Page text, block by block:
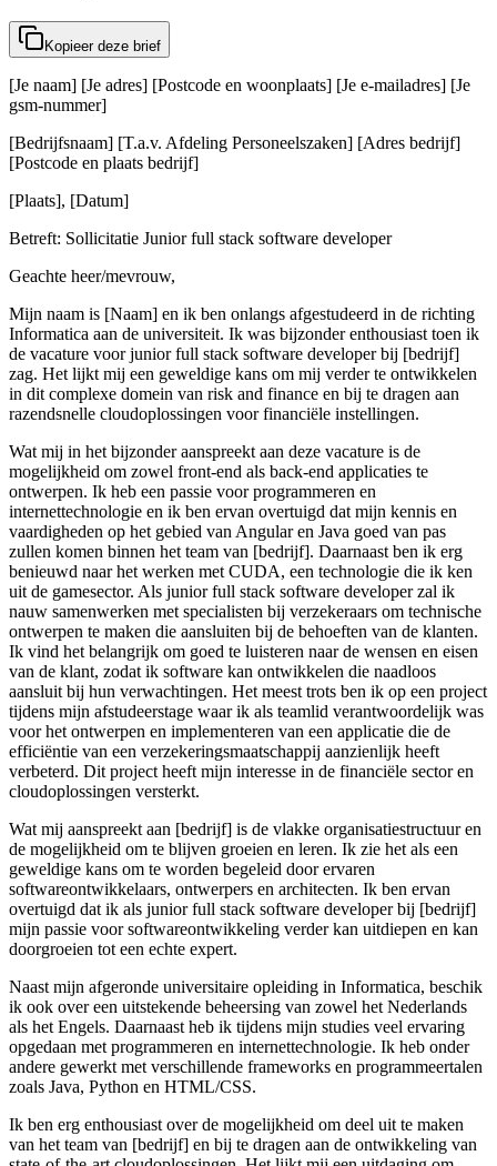
Kopieer deze brief
[Je naam] [Je adres] [Postcode en woonplaats] [Je e-mailadres] [Je
gsm-nummer]
[Bedrijfsnaam] [T.a.v. Afdeling Personeelszaken] [Adres bedrijf]
[Postcode en plaats bedrijf]
[Plaats], [Datum]
Betreft: Sollicitatie Junior full stack software developer
Geachte heer/mevrouw,
Mijn naam is [Naam] en ik ben onlangs afgestudeerd in de richting
Informatica aan de universiteit. Ik was bijzonder enthousiast toen ik
de vacature voor junior full stack software developer bij [bedrijf]
zag. Het lijkt mij een geweldige kans om mij verder te ontwikkelen
in dit complexe domein van risk and finance en bij te dragen aan
razendsnelle cloudoplossingen voor financiële instellingen.
Wat mij in het bijzonder aanspreekt aan deze vacature is de
mogelijkheid om zowel front-end als back-end applicaties te
ontwerpen. Ik heb een passie voor programmeren en
internettechnologie en ik ben ervan overtuigd dat mijn kennis en
vaardigheden op het gebied van Angular en Java goed van pas
zullen komen binnen het team van [bedrijf]. Daarnaast ben ik erg
benieuwd naar het werken met CUDA, een technologie die ik ken
uit de gamesector. Als junior full stack software developer zal ik
nauw samenwerken met specialisten bij verzekeraars om technische
ontwerpen te maken die aansluiten bij de behoeften van de klanten.
Ik vind het belangrijk om goed te luisteren naar de wensen en eisen
van de klant, zodat ik software kan ontwikkelen die naadloos
aansluit bij hun verwachtingen. Het meest trots ben ik op een project
tijdens mijn afstudeerstage waar ik als teamlid verantwoordelijk was
voor het ontwerpen en implementeren van een applicatie die de
efficiëntie van een verzekeringsmaatschappij aanzienlijk heeft
verbeterd. Dit project heeft mijn interesse in de financiële sector en
cloudoplossingen versterkt.
Wat mij aanspreekt aan [bedrijf] is de vlakke organisatiestructuur en
de mogelijkheid om te blijven groeien en leren. Ik zie het als een
geweldige kans om te worden begeleid door ervaren
softwareontwikkelaars, ontwerpers en architecten. Ik ben ervan
overtuigd dat ik als junior full stack software developer bij [bedrijf]
mijn passie voor softwareontwikkeling verder kan uitdiepen en kan
doorgroeien tot een echte expert.
Naast mijn afgeronde universitaire opleiding in Informatica, beschik
ik ook over een uitstekende beheersing van zowel het Nederlands
als het Engels. Daarnaast heb ik tijdens mijn studies veel ervaring
opgedaan met programmeren en internettechnologie. Ik heb onder
andere gewerkt met verschillende frameworks en programmeertalen
zoals Java, Python en HTML/CSS.
Ik ben erg enthousiast over de mogelijkheid om deel uit te maken
van het team van [bedrijf] en bij te dragen aan de ontwikkeling van